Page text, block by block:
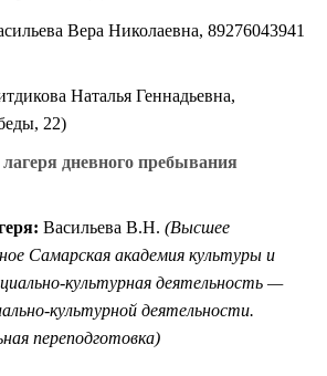
Вера Николаевна, 89276043941
Наталья Геннадьевна,
22)
дневного пребывания
Васильева В.Н. (Высшее
Самарская академия культуры и
культурная деятельность —
культурной деятельности.
переподготовка)